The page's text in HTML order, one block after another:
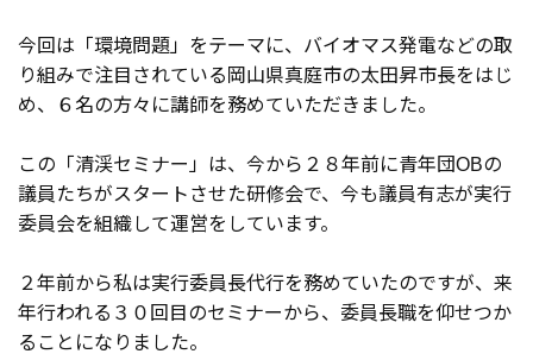
今回は「環境問題」をテーマに、バイオマス発電などの取
り組みで注目されている岡山県真庭市の太田昇市長をはじ
め、６名の方々に講師を務めていただきました。
この「清渓セミナー」は、今から２８年前に青年団OBの
議員たちがスタートさせた研修会で、今も議員有志が実行
委員会を組織して運営をしています。
２年前から私は実行委員長代行を務めていたのですが、来
年行われる３０回目のセミナーから、委員長職を仰せつか
ることになりました。